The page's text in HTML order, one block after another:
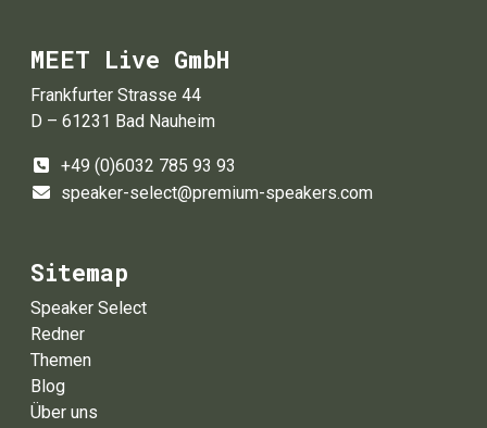
MEET Live GmbH
Frankfurter Strasse 44
D – 61231 Bad Nauheim
+49 (0)6032 785 93 93
speaker-select@premium-speakers.com
Sitemap
Speaker Select
Redner
Themen
Blog
Über uns